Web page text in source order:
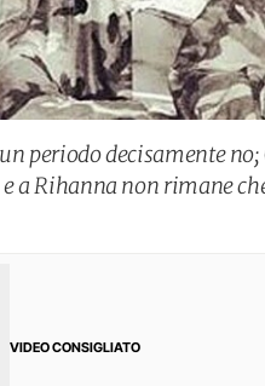
periodo decisamente
a Rihanna non rimane
VIDEO CONSIGLIATO